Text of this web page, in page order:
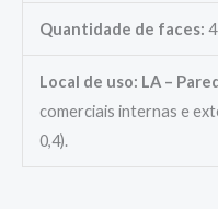
Quantidade de faces: 4
Local de uso: LA –
comerciais internas e
0,4).